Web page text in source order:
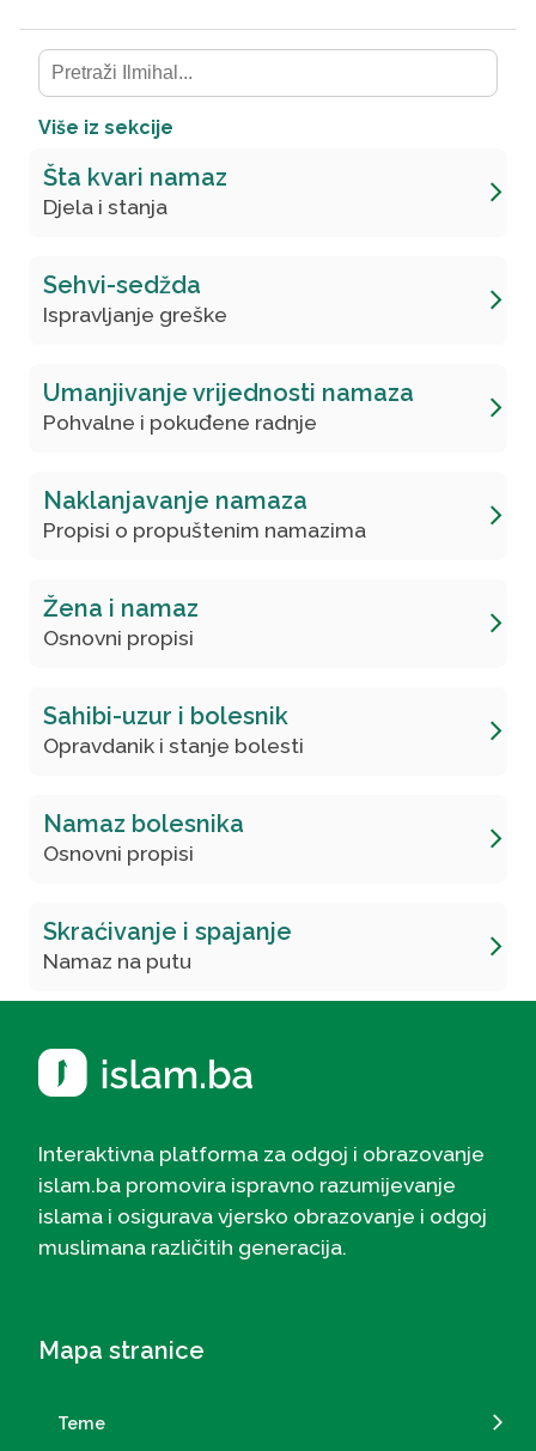
Više iz sekcije
Šta kvari namaz
Djela i stanja
Sehvi-sedžda
Ispravljanje greške
Umanjivanje vrijednosti namaza
Pohvalne i pokuđene radnje
Naklanjavanje namaza
Propisi o propuštenim namazima
Žena i namaz
Osnovni propisi
Sahibi-uzur i bolesnik
Opravdanik i stanje bolesti
Namaz bolesnika
Osnovni propisi
Skraćivanje i spajanje
Namaz na putu
Interaktivna platforma za odgoj i obrazovanje
islam.ba promovira ispravno razumijevanje
islama i osigurava vjersko obrazovanje i odgoj
muslimana različitih generacija.
Mapa stranice
Teme